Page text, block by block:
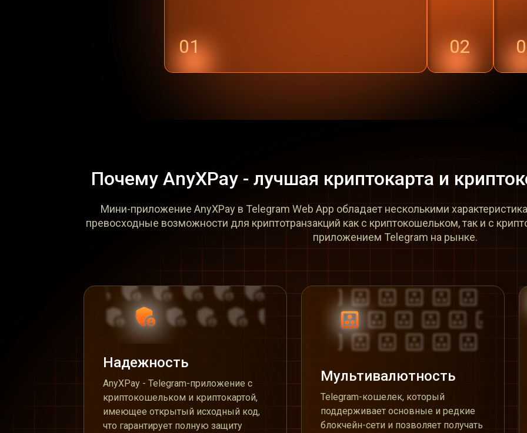
01 02
Почему AnyXPay - лучшая криптокарта и
Мини-приложение AnyXPay в Telegram Web App обладает несколькими
превосходные возможности для криптотрaнзакций как с криптокошельком, так и с
приложением Telegram на рынке.
Надежность
AnyXPay - Telegram-приложение с
криптокошельком и криптокартой,
имеющее открытый исходный код,
что гарантирует полную защиту
Мультивалютность
Telegram-кошелек, который
поддерживает основные и редкие
блокчейн-сети и позволяет получать